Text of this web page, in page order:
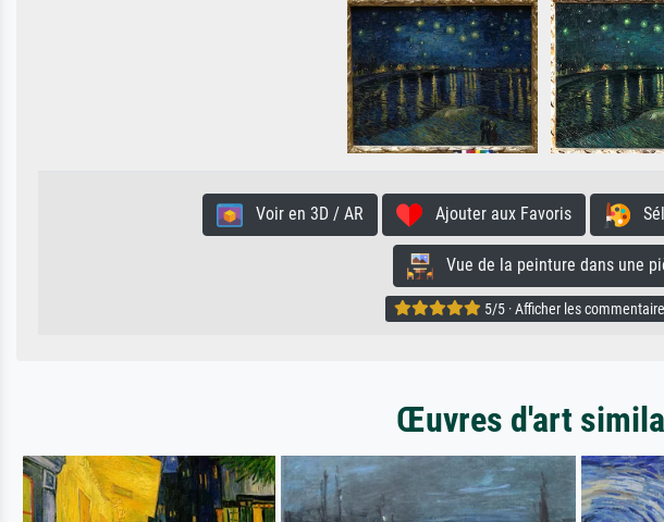
Voir en 3D / AR Ajouter aux Favoris
Vue de la peinture dans une
5/5 · Afficher les
Œuvres d'art